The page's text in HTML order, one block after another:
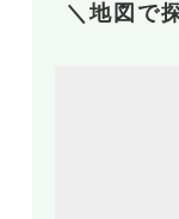
＼地図で